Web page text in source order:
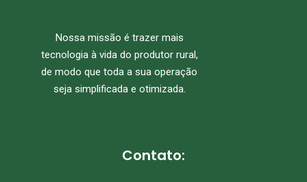
Nossa missão é trazer mais
tecnologia à vida do produtor rural,
de modo que toda a sua operação
seja simplificada e otimizada.
Contato: